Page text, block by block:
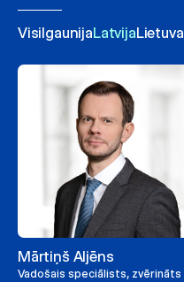
VisiIgaunijaLatvijaLietuva
Mārtiņš Aljēns
Vadošais speciālists, zvērināts